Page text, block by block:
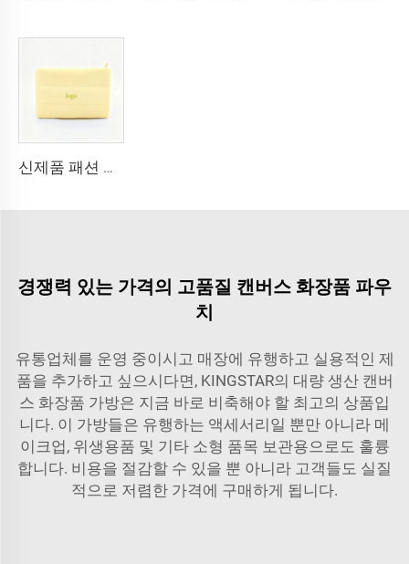
신제품 패션 밝은 노란색 방수 네오프렌 스킨케어 세트 메이크업 보관 지퍼 파우치 맞춤 로고 가능
경쟁력 있는 가격의 고품질 캔버스 화장품 파우
치
유통업체를 운영 중이시고 매장에 유행하고 실용적인 제
품을 추가하고 싶으시다면, KINGSTAR의 대량 생산 캔버
스 화장품 가방은 지금 바로 비축해야 할 최고의 상품입
니다. 이 가방들은 유행하는 액세서리일 뿐만 아니라 메
이크업, 위생용품 및 기타 소형 품목 보관용으로도 훌륭
합니다. 비용을 절감할 수 있을 뿐 아니라 고객들도 실질
적으로 저렴한 가격에 구매하게 됩니다.